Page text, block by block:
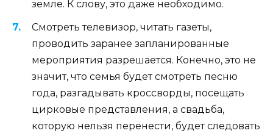
земле. К слову, это даже необходимо.
Смотреть телевизор, читать газеты,
проводить заранее запланированные
мероприятия разрешается. Конечно, это не
значит, что семья будет смотреть песню
года, разгадывать кроссворды, посещать
цирковые представления, а свадьба,
которую нельзя перенести, будет следовать